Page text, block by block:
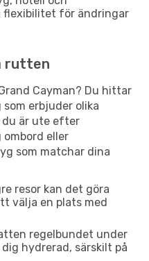
flexibilitet för ändringar
rutten
Cayman? Du hittar
erbjuder olika
du är ute efter
eller
som matchar dina
resor kan det göra
välja en plats med
regelbundet under
hydrerad, särskilt på